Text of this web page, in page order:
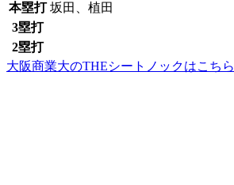
本塁打 坂田、植田
3塁打
2塁打
大阪商業大のTHEシートノックはこちら